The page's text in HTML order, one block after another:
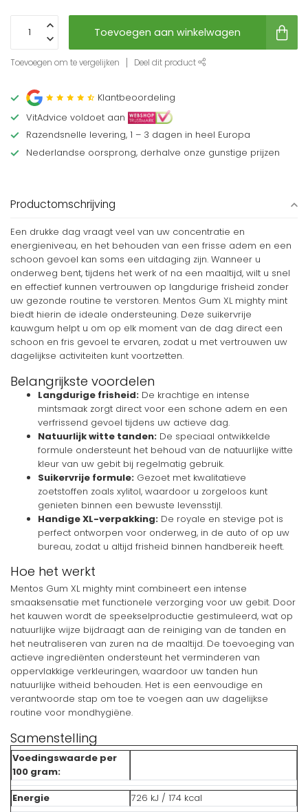
Toevoegen aan winkelwagen
Toevoegen om te vergelijken Deel dit product
Klantbeoordeling
VitAdvice voldoet aan
Razendsnelle levering, 1 – 3 dagen in heel Europa
Nederlandse oorsprong, derhalve onze gunstige prijzen
Productomschrijving
Een drukke dag vraagt veel van uw concentratie en
energieniveau, en het behouden van een frisse adem en een
schoon gevoel kan soms een uitdaging zijn. Wanneer u
onderweg bent, tijdens het werk of na een maaltijd, wilt u snel
en effectief kunnen vertrouwen op langdurige frisheid zonder
uw gezonde routine te verstoren. Mentos Gum XL mighty mint
biedt hierin de ideale ondersteuning. Deze suikervrije
kauwgum helpt u om op elk moment van de dag direct een
schoon en fris gevoel te ervaren, zodat u met vertrouwen uw
dagelijkse activiteiten kunt voortzetten.
Belangrijkste voordelen
Langdurige frisheid: De krachtige en intense
mintsmaak zorgt direct voor een schone adem en een
verfrissend gevoel tijdens uw actieve dag.
Natuurlijk witte tanden: De speciaal ontwikkelde
formule ondersteunt het behoud van de natuurlijke witte
kleur van uw gebit bij regelmatig gebruik.
Suikervrije formule: Gezoet met kwalitatieve
zoetstoffen zoals xylitol, waardoor u zorgeloos kunt
genieten binnen een bewuste levensstijl.
Handige XL-verpakking: De royale en stevige pot is
perfect ontworpen voor onderweg, in de auto of op uw
bureau, zodat u altijd frisheid binnen handbereik heeft.
Hoe het werkt
Mentos Gum XL mighty mint combineert een intense
smaaksensatie met functionele verzorging voor uw gebit. Door
het kauwen wordt de speekselproductie gestimuleerd, wat op
natuurlijke wijze bijdraagt aan de reiniging van de tanden en
het neutraliseren van zuren na de maaltijd. De toevoeging van
actieve ingrediënten ondersteunt het verminderen van
oppervlakkige verkleuringen, waardoor uw tanden hun
natuurlijke witheid behouden. Het is een eenvoudige en
verantwoorde stap om toe te voegen aan uw dagelijkse
routine voor mondhygiëne.
Samenstelling
Voedingswaarde per
100 gram:
Energie
726 kJ / 174 kcal